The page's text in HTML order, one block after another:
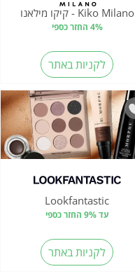
Kiko Milano - קיקו מילאנו
4% החזר כספי
לקניות באתר
Lookfantastic
עד 9% החזר כספי
לקניות באתר